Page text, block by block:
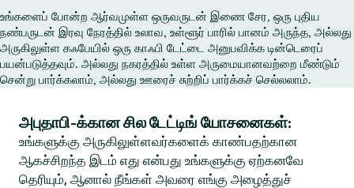
உங்களைப் போன்ற ஆர்வமுள்ள ஒருவருடன் இணை சேர, ஒரு புதிய
நண்பருடன் இரவு நேரத்தில் உலாவ, உள்ளூர் பாரில் பானம் அருந்த, அல்லது
அருகிலுள்ள கஃபேயில் ஒரு காஃபி டேட்டை அனுபவிக்க டின்டெரைப்
பயன்படுத்தவும். அல்லது நகரத்தில் உள்ள அருமையானவற்றை மீண்டும்
சென்று பார்க்கலாம், அல்லது ஊரைச் சுற்றிப் பார்க்கச் செல்லலாம்.
அபுதாபி-க்கான சில டேட்டிங் யோசனைகள்:
உங்களுக்கு அருகிலுள்ளவர்களைக் காண்பதற்கான
ஆகச்சிறந்த இடம் எது என்பது உங்களுக்கு ஏற்கனவே
தெரியும், ஆனால் நீங்கள் அவரை எங்கு அழைத்துச்